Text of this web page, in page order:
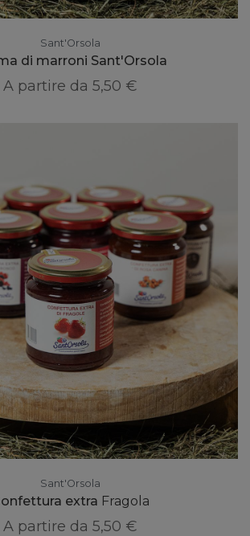
Sant'Orsola
di marroni Sant'Orsola
A partire da 5,50 €
Sant'Orsola
extra Fragola
A partire da 5,50 €